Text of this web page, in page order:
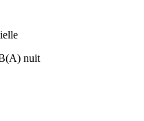
nuit